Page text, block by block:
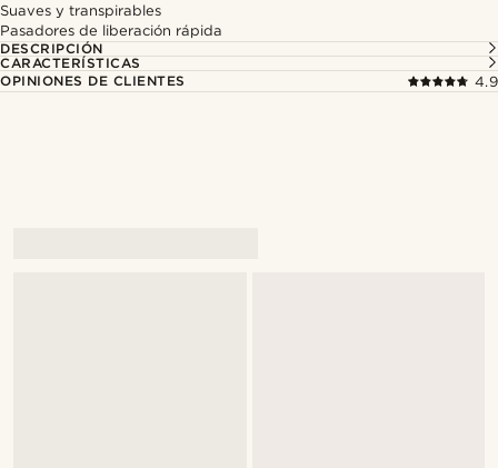
Suaves y transpirables
Pasadores de liberación rápida
DESCRIPCIÓN
CARACTERÍSTICAS
OPINIONES DE CLIENTES
4.9